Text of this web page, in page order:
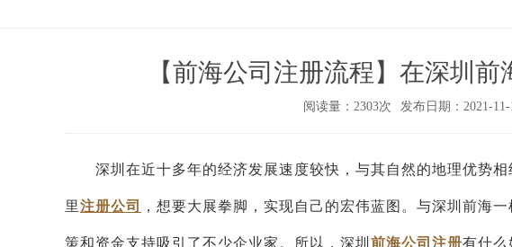
【前海公司注册流程】在深圳
阅读量：2303次 发布日期：2021-11-
深圳在近十多年的经济发展速度较快，与其自然的地理优势
里注册公司 ，想要大展拳脚，实现自己的宏伟蓝图。与深圳前海
策和资金支持吸引了不少企业家。所以，深圳 前海公司注册有什么